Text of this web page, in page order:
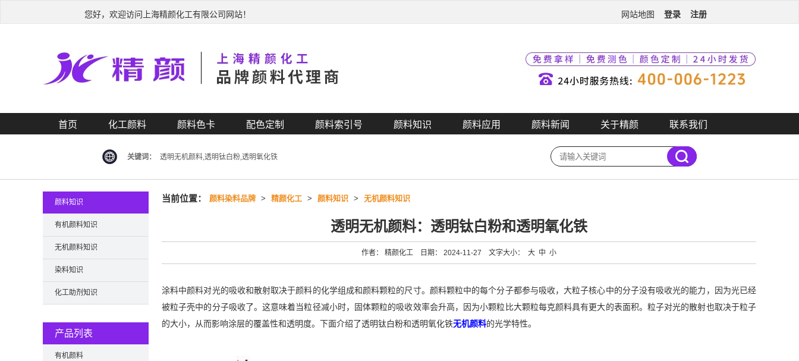
您好，欢迎访问上海精颜化工有限公司网站！ 网站地图 登录 注册
首页 化工颜料 颜料色卡 配色定制 颜料索引号 颜料知识 颜料应用 颜料新闻 关于精颜 联系我们
关键词： 透明无机颜料,透明钛白粉,透明氧化铁
当前位置： 颜料染料品牌 > 精颜化工 > 颜料知识 > 无机颜料知识
透明无机颜料：透明钛白粉和透明氧化铁
作者： 精颜化工 日期： 2024-11-27 文字大小： 大 中 小
涂料中颜料对光的吸收和散射取决于颜料的化学组成和颜料颗粒的尺寸。颜料颗粒中的每个分子都参与吸收，大粒子核心中的分子没有吸收光的能力，因为光已经
被粒子壳中的分子吸收了。这意味着当粒径减小时，固体颗粒的吸收效率会升高，因为小颗粒比大颗粒每克颜料具有更大的表面积。粒子对光的散射也取决于粒子
的大小，从而影响涂层的覆盖性和透明度。下面介绍了透明钛白粉和透明氧化铁无机颜料的光学特性。
颜料知识
有机颜料知识
无机颜料知识
染料知识
化工助剂知识
产品列表
有机颜料